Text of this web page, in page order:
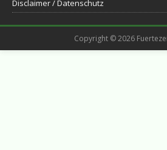
Disclaimer / Datenschutz
Copyright © 2026